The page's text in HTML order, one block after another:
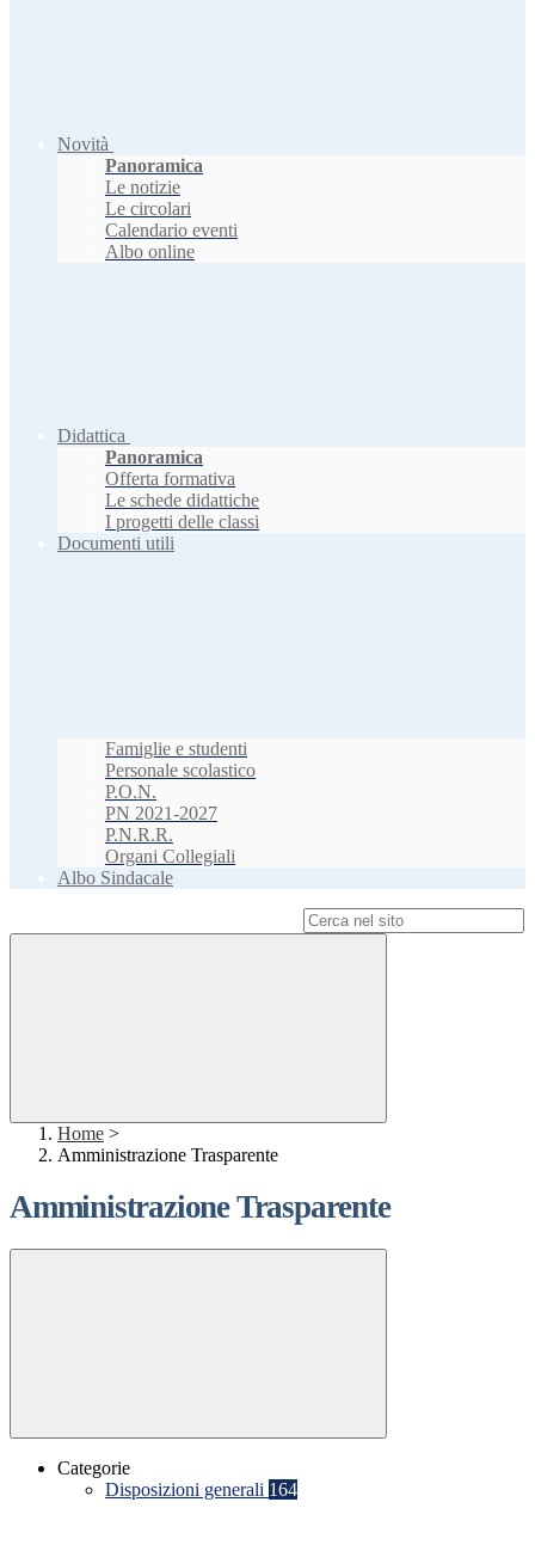
Novità
Panoramica
Le notizie
Le circolari
Calendario eventi
Albo online
Didattica
Panoramica
Offerta formativa
Le schede didattiche
I progetti delle classi
Documenti utili
Famiglie e studenti
Personale scolastico
P.O.N.
PN 2021-2027
P.N.R.R.
Organi Collegiali
Albo Sindacale
Home >
Amministrazione Trasparente
Amministrazione Trasparente
Categorie
Disposizioni generali 164